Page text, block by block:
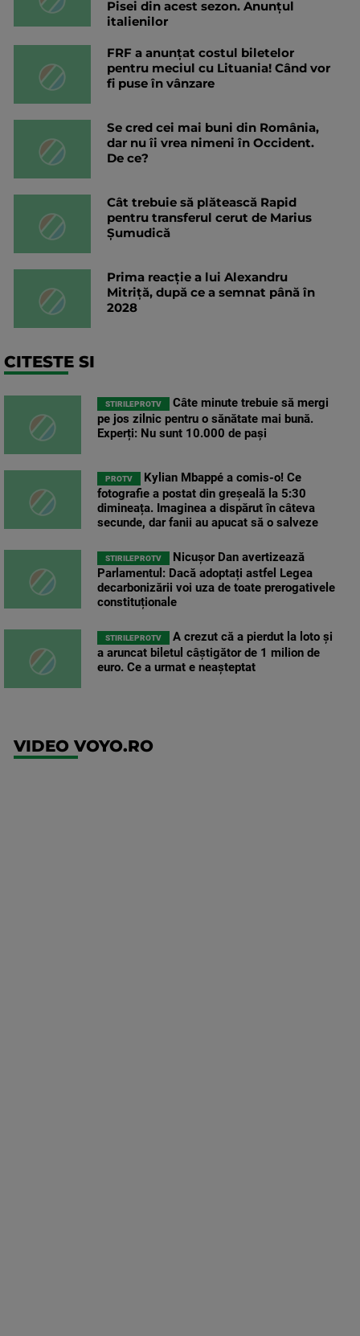
Pisei din acest sezon. Anunțul
italienilor
FRF a anunțat costul biletelor
pentru meciul cu Lituania! Când vor
fi puse în vânzare
Se cred cei mai buni din România,
dar nu îi vrea nimeni în Occident.
De ce?
Cât trebuie să plătească Rapid
pentru transferul cerut de Marius
Șumudică
Prima reacție a lui Alexandru
Mitriță, după ce a semnat până în
2028
CITESTE SI
STIRILEPROTV
Câte minute trebuie să mergi
pe jos zilnic pentru o sănătate mai bună.
Experți: Nu sunt 10.000 de pași
PROTV
Kylian Mbappé a comis-o! Ce
fotografie a postat din greșeală la 5:30
dimineața. Imaginea a dispărut în câteva
secunde, dar fanii au apucat să o salveze
STIRILEPROTV
Nicușor Dan avertizează
Parlamentul: Dacă adoptați astfel Legea
decarbonizării voi uza de toate prerogativele
constituționale
STIRILEPROTV
A crezut că a pierdut la loto și
a aruncat biletul câștigător de 1 milion de
euro. Ce a urmat e neașteptat
VIDEO VOYO.RO